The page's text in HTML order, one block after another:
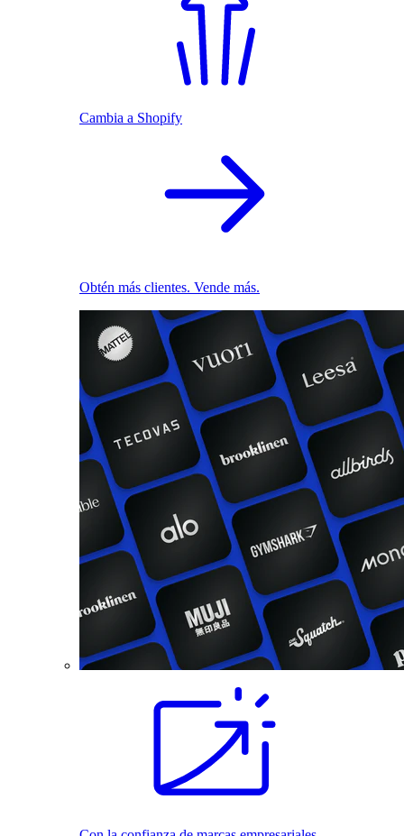
Cambia a Shopify
Obtén más clientes. Vende más.